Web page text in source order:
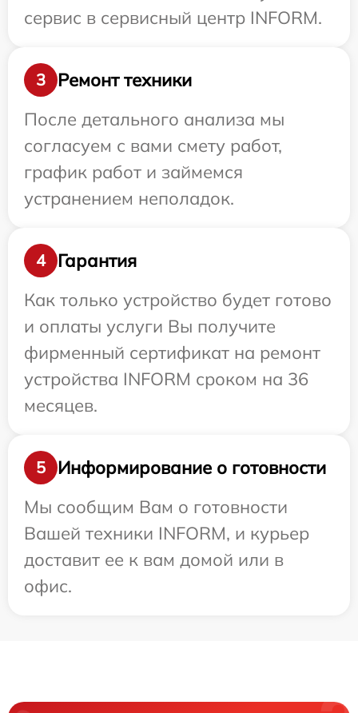
сервис в сервисный центр INFORM.
3
Ремонт техники
После детального анализа мы
согласуем с вами смету работ,
график работ и займемся
устранением неполадок.
4
Гарантия
Как только устройство будет готово
и оплаты услуги Вы получите
фирменный сертификат на ремонт
устройства INFORM сроком на 36
месяцев.
5
Информирование о готовности
Мы сообщим Вам о готовности
Вашей техники INFORM, и курьер
доставит ее к вам домой или в
офис.